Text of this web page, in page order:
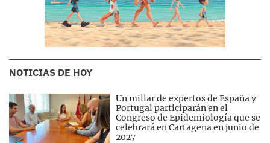
NOTICIAS DE HOY
Un millar de expertos de España y
Portugal participarán en el
Congreso de Epidemiología que se
celebrará en Cartagena en junio de
2027